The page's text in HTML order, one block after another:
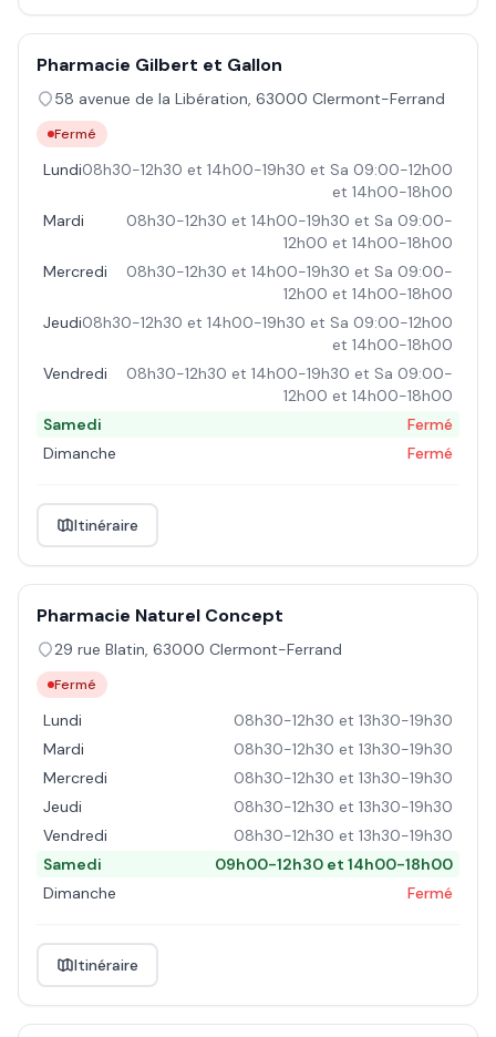
Pharmacie Gilbert et Gallon
58 avenue de la Libération, 63000 Clermont-Ferrand
Fermé
Lundi08h30-12h30 et 14h00-19h30 et Sa 09:00-12h00
et 14h00-18h00
Mardi
08h30-12h30 et 14h00-19h30 et Sa 09:00-
12h00 et 14h00-18h00
Mercredi
08h30-12h30 et 14h00-19h30 et Sa 09:00-
12h00 et 14h00-18h00
Jeudi08h30-12h30 et 14h00-19h30 et Sa 09:00-12h00
et 14h00-18h00
Vendredi
08h30-12h30 et 14h00-19h30 et Sa 09:00-
12h00 et 14h00-18h00
Samedi
Fermé
Dimanche
Fermé
Itinéraire
Pharmacie Naturel Concept
29 rue Blatin, 63000 Clermont-Ferrand
Fermé
Lundi
08h30-12h30 et 13h30-19h30
Mardi
08h30-12h30 et 13h30-19h30
Mercredi
08h30-12h30 et 13h30-19h30
Jeudi
08h30-12h30 et 13h30-19h30
Vendredi
08h30-12h30 et 13h30-19h30
Samedi
09h00-12h30 et 14h00-18h00
Dimanche
Fermé
Itinéraire